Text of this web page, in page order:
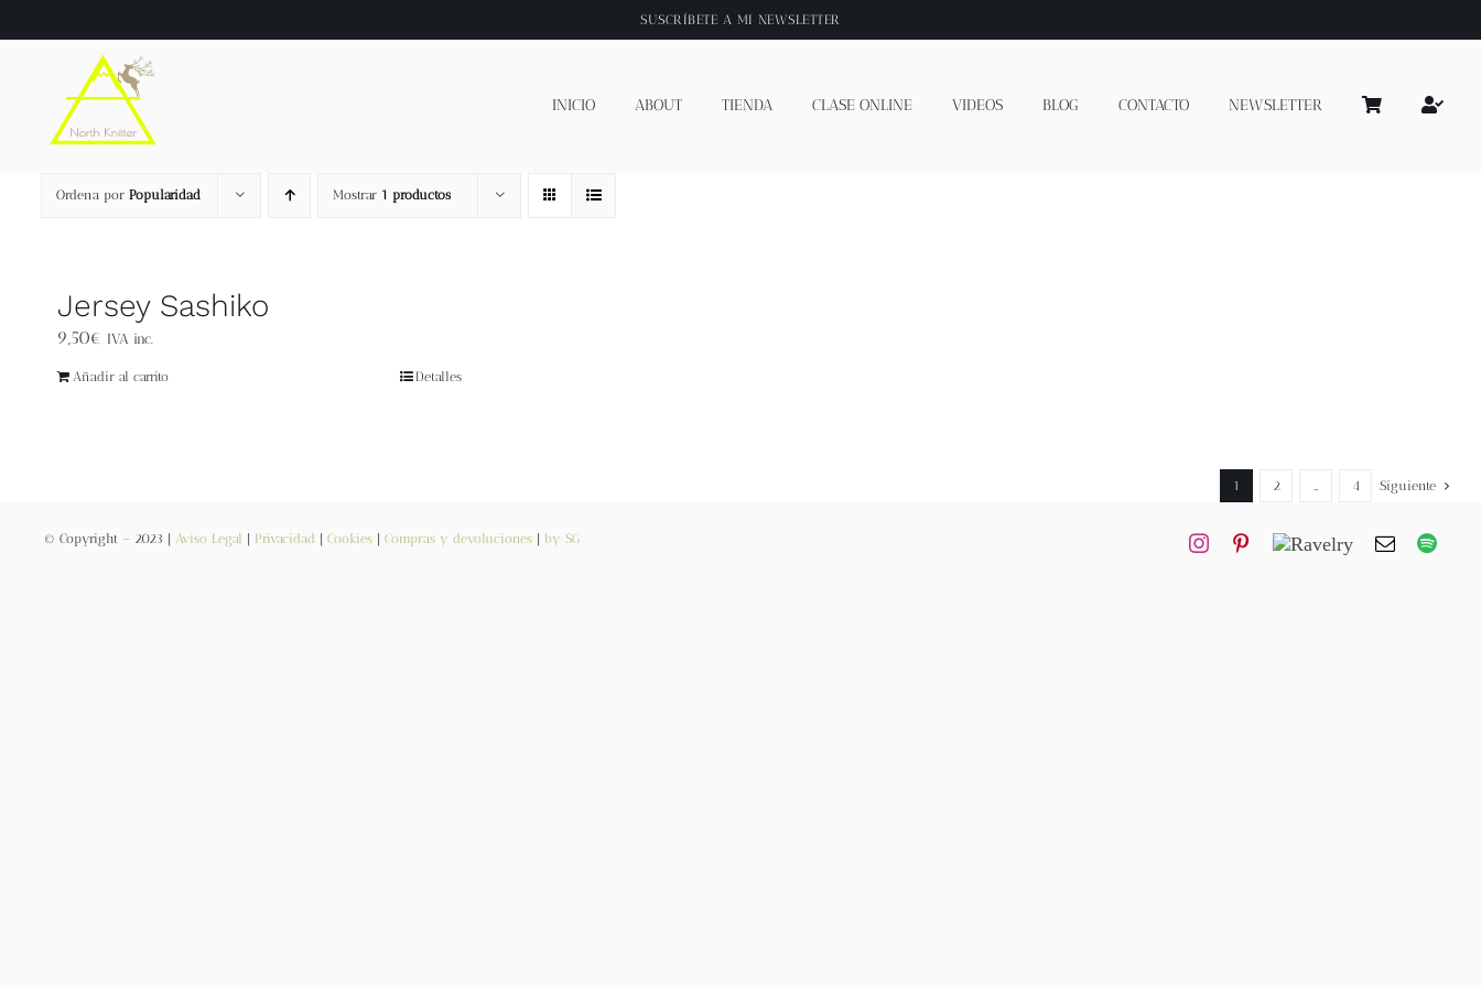
al
SUSCRÍBETE A MI NEWSLETTER
INICIO ABOUT TIENDA CLASE ONLINE VIDEOS BLOG CONTACTO NEWSLETTER
Ordena por Popularidad Mostrar 1 productos
Jersey Sashiko
9,50€ IVA inc.
Añadir al carrito Detalles
1 2 … 4 Siguiente
© Copyright – 2023 | Aviso Legal Privacidad Cookies| Compras y devoluciones| by SG